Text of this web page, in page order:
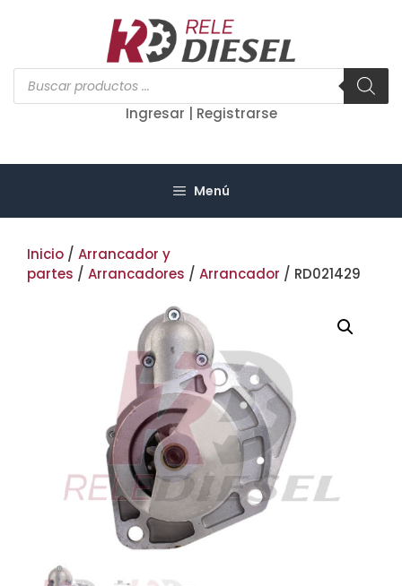
Búsqueda
de
productos
Ingresar | Registrarse
Menú
Inicio / Arrancador y
partes / Arrancadores / Arrancador / RD021429